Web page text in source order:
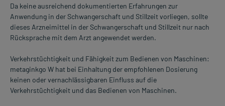
Da keine ausreichend dokumentierten Erfahrungen zur
Anwendung in der Schwangerschaft und Stillzeit vorliegen, sollte
dieses Arzneimittel in der Schwangerschaft und Stillzeit nur nach
Rücksprache mit dem Arzt angewendet werden.
Verkehrstüchtigkeit und Fähigkeit zum Bedienen von Maschinen:
metaginkgo W hat bei Einhaltung der empfohlenen Dosierung
keinen oder vernachlässigbaren Einfluss auf die
Verkehrstüchtigkeit und das Bedienen von Maschinen.